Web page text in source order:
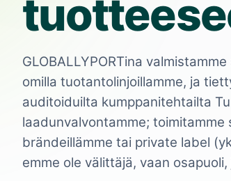
GLOBALLYPORTina
omilla tuotantolinjoillamme, ja
auditoiduilta kumppanitehtailta
laadunvalvontamme; toimitamme
brändeillämme tai private label
emme ole välittäjä, vaan